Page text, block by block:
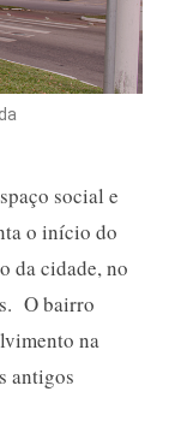
social e
o início do
da cidade, no
O bairro
na
antigos